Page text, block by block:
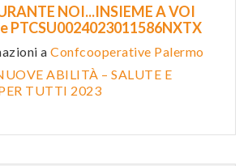
NOI...INSIEME A VOI
PTCSU0024023011586NXTX
a Confcooperative Palermo
ABILITÀ – SALUTE E
TUTTI 2023